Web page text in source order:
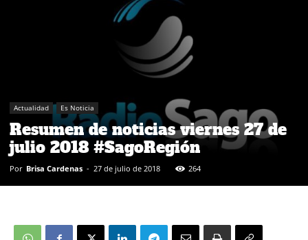
Actualidad Es Noticia
Resumen de noticias viernes 27 de
julio 2018 #SagoRegión
Por Brisa Cardenas - 27 de julio de 2018 264